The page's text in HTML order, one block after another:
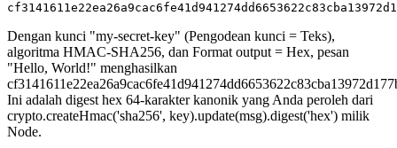
Dengan kunci "my-secret-key" (Pengodean kunci = Teks),
algoritma HMAC-SHA256, dan Format output = Hex, pesan
"Hello, World!" menghasilkan
Ini adalah digest hex 64-karakter kanonik yang Anda peroleh dari
crypto.createHmac('sha256', key).update(msg).digest('hex') milik
Node.